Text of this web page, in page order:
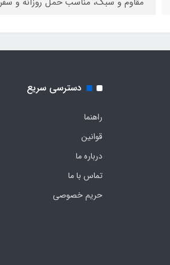
دسترسی سریع
راهنما
قوانین
درباره ما
تماس با ما
حریم خصوصی